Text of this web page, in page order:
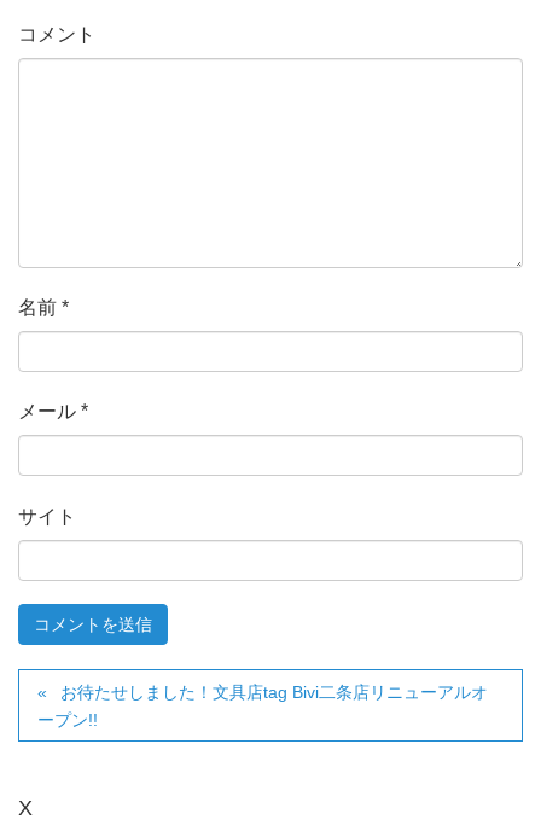
コメント
名前 *
メール *
サイト
お待たせしました！文具店tag Bivi二条店リニューアルオ
ープン!!
X